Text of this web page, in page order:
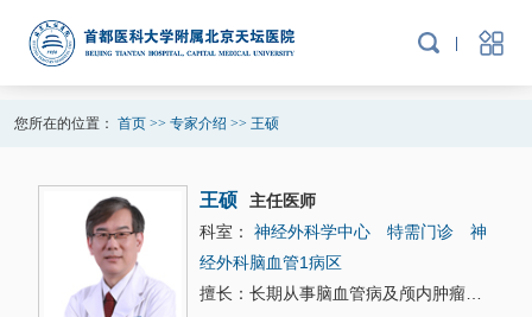
您所在的位置： 首页>> 专家介绍 >> 王硕
王硕
主任医师
科室： 神经外科学中心 特需门诊
神
经外科脑血管1病区
擅长：长期从事脑血管病及颅内肿瘤的